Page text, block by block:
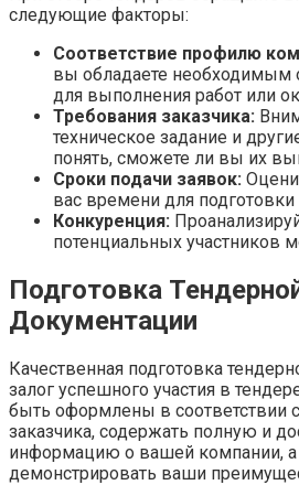
следующие факторы:
Соответствие профилю
вы обладаете необходимым
для выполнения работ или
Требования заказчика:
техническое задание и
понять, сможете ли вы их
Сроки подачи заявок:
вас времени для подготовки
Конкуренция:
потенциальных участников
Подготовка
Документации
Качественная подготовка
залог успешного участия в
быть оформлены в соответствии
заказчика, содержать полную и
информацию о вашей компании, а
демонстрировать ваши